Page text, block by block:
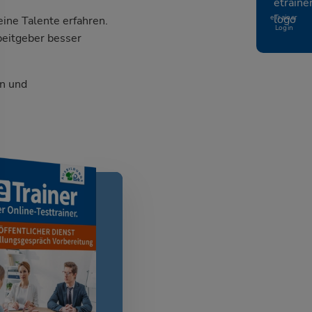
eTrainer
Login
Talente erfahren.
besser
und